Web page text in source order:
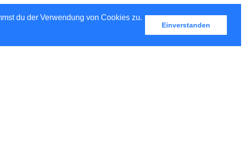
du der Verwendung von Cookies zu.
Einverstanden